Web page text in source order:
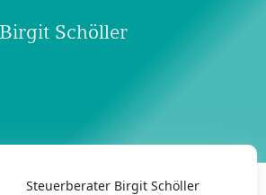
Schöller
Steuerberater Birgit Schöller